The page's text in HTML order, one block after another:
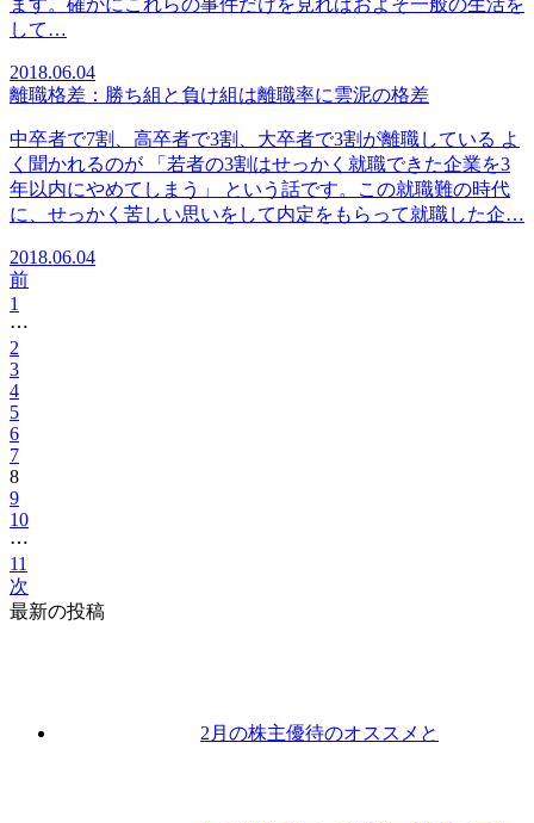
ます。確かにこれらの事件だけを見ればおよそ一般の生活を
して…
2018.06.04
離職格差：勝ち組と負け組は離職率に雲泥の格差
中卒者で7割、高卒者で3割、大卒者で3割が離職している よ
く聞かれるのが 「若者の3割はせっかく就職できた企業を3
年以内にやめてしまう」 という話です。この就職難の時代
に、せっかく苦しい思いをして内定をもらって就職した企…
2018.06.04
前
1
⋯
2
3
4
5
6
7
8
9
10
⋯
11
次
最新の投稿
2月の株主優待のオススメと